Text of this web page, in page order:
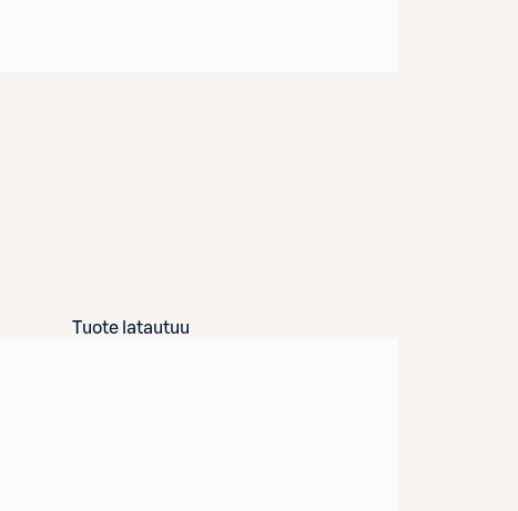
Tuote latautuu